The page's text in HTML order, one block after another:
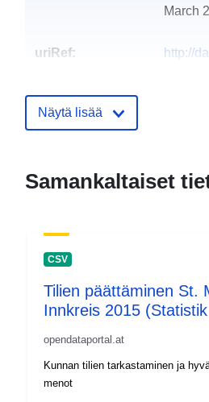
March
uriRef:
http://
Näytä lisää
Samankaltaiset
CSV
Tilien päättäminen St.
Innkreis 2015
opendataportal.at
Kunnan tilien tarkastaminen ja
menot